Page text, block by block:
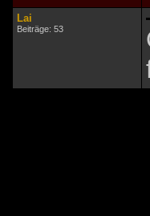
Lai
Beiträge: 53